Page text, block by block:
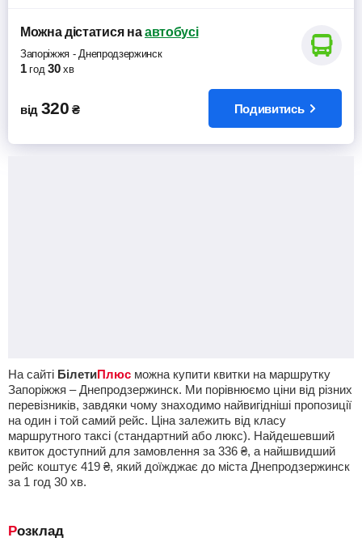
Можна дістатисяна автобусі
Запоріжжя -Днепродзержинск
1 год 30 хв
від 320 ₴ Подивитись
На сайті БілетиПлюс можна купити квитки на маршрутку
Запоріжжя – Днепродзержинск. Ми порівнюємо ціни від різних
перевізників, завдяки чому знаходимо найвигідніші пропозиції
на один і той самий рейс. Ціна залежить від класу
маршрутного таксі (стандартний або люкс). Найдешевший
квиток доступний для замовлення за 336 ₴, а найшвидший
рейс коштує 419 ₴, який доїжджає до міста Днепродзержинск
за 1 год 30 хв.
Розклад